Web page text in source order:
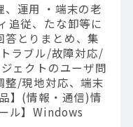
、運用 ・端末の老
追従、たな卸等に
答とりまとめ、集
ラブル/故障対応/
ェクトのユーザ問
整/現地対応、端末
】(情報・通信)情
ル】Windows